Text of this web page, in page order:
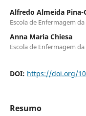
Alfredo Almeida Pina-
Escola de Enfermagem
Anna Maria Chiesa
Escola de Enfermagem
DOI: https://doi.org/
Resumo